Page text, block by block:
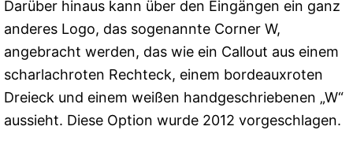
Darüber hinaus kann über den Eingängen ein ganz
anderes Logo, das sogenannte Corner W,
angebracht werden, das wie ein Callout aus einem
scharlachroten Rechteck, einem bordeauxroten
Dreieck und einem weißen handgeschriebenen „W“
aussieht. Diese Option wurde 2012 vorgeschlagen.